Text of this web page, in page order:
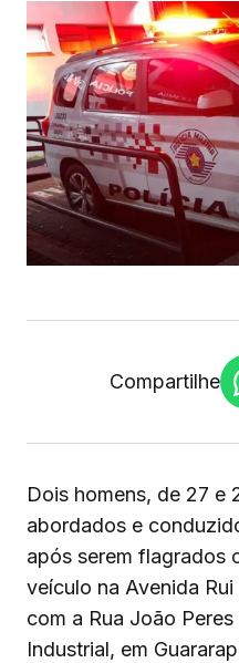
Compartilhe
Dois homens, de 27 e
abordados e
após serem flagrados
veículo na Avenida
com a Rua João
Industrial, em